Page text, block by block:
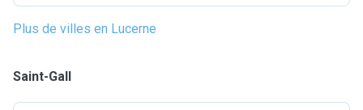
Plus de villes en Lucerne
Saint-Gall